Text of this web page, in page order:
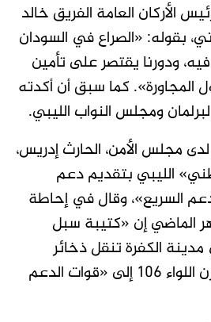
الأركان العامة الفريق خالد
بقوله: «الصراع في السودان
ودورنا يقتصر على تأمين
المجاورة». كما سبق أن أكدته
ومجلس النواب الليبي.
مجلس الأمن، الحارث إدريس،
الليبي بتقديم دعم
السريع»، وقال في إحاطة
الماضي إن «كتيبة سبل
الكفرة تنقل ذخائر
ومدافع هاون من مخازن اللواء 106 إلى «قوات الدعم